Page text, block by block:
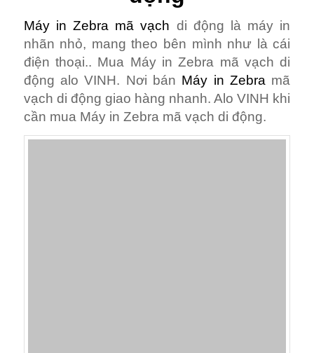
Máy in Zebra mã vạch di động là máy in
nhãn nhỏ, mang theo bên mình như là cái
điện thoại.. Mua Máy in Zebra mã vạch di
động alo VINH. Nơi bán Máy in Zebra mã
vạch di động giao hàng nhanh. Alo VINH khi
cần mua Máy in Zebra mã vạch di động.